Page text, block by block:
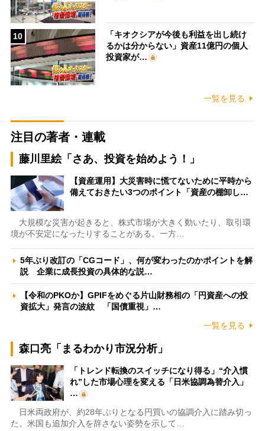
10
「キオクシアが今後も利益を出し続け
るかは分からない」資産11億円の個人
投資家が…
一覧を見る
注目の著者・連載
藤川里絵「さあ、投資を始めよう！」
【資産運用】大災害時に慌てないために平時から
備えておきたい3つのポイント「資産の棚卸し…
大規模な災害が起きると、株式市場が大きく動いたり、取引環
境が不安定になったりすることがある。一方…
5年ぶり改訂の「CGコード」、何が変わったのかポイントを解
説 企業に成長投資の具体的な説…
【令和のPKOか】GPIFをめぐる片山財務相の「円資産への投
資拡大」発言の波紋 「国債重視」…
一覧を見る
森口亮「まるわかり市況分析」
「トレンド転換のスイッチになり得る」“介入慣
れ”した市場心理を変える「日米協調為替介入」
…
日米両政府が、約28年ぶりとなる円買いの協調介入に踏み切っ
た。米国も追加介入を辞さない姿勢を示して…